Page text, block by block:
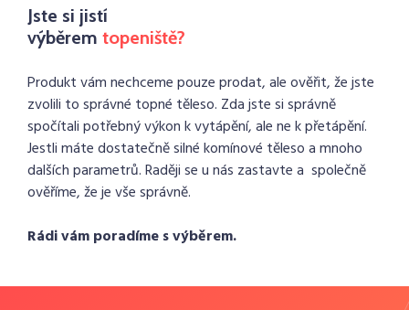
Jste si jistí
výběrem topeniště?
Produkt vám nechceme pouze prodat, ale ověřit, že jste
zvolili to správné topné těleso. Zda jste si správně
spočítali potřebný výkon k vytápění, ale ne k přetápění.
Jestli máte dostatečně silné komínové těleso a mnoho
dalších parametrů. Raději se u nás zastavte a společně
ověříme, že je vše správně.
Rádi vám poradíme s výběrem.